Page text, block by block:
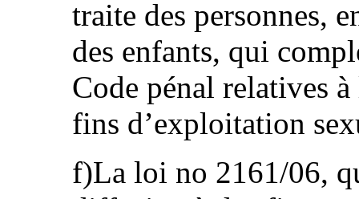
traite des personnes,
des enfants, qui
Code pénal relatives
fins d’exploitation
f)La loi no 2161/06,